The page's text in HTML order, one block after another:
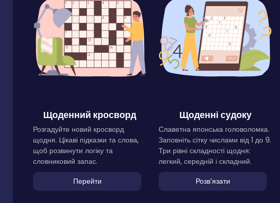
Щоденний кросворд
Розгадуйте новий кросворд
щодня. Цікаві підказки та слова,
щоб розвинути логіку та
словниковий запас.
Перейти
Щоденні судоку
Славетна японська головоломка.
Заповніть сітку числами від 1 до 9.
Три рівні складності щодня:
легкий, середній і складний.
Розвʼязати